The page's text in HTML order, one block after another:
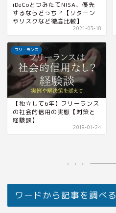
iDeCoとつみたてNISA、優先
するならどっち？【リターン
やリスクなど徹底比較】
2021-03-18
フリーランス
【独立して6年】フリーランス
の社会的信用の実態【対策と
経験談】
2019-01-24
ワードから記事を調べる